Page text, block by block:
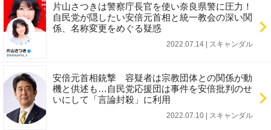
片山さつきは警察庁長官を使い奈良県警に圧力！
自民党が隠したい安倍元首相と統一教会の深い関
係、名称変更をめぐる疑惑
2022.07.14 | スキャンダル
安倍元首相銃撃 容疑者は宗教団体との関係が動
機と供述も…自民党応援団は事件を安倍批判のせ
いにして「言論封殺」に利用
2022.07.10 | スキャンダル